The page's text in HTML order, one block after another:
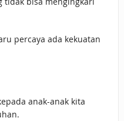
percaya ada kekuatan
anak-anak kita